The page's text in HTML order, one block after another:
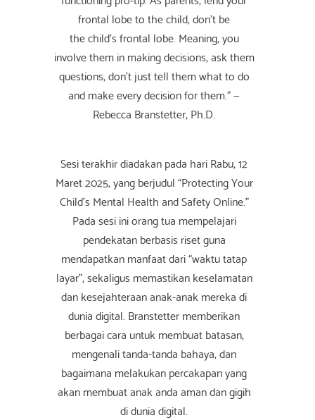
frontal lobe to the child, don’t be
the child’s frontal lobe. Meaning, you
involve them in making decisions, ask them
questions, don’t just tell them what to do
and make every decision for them.” —
Rebecca Branstetter, Ph.D.
Sesi terakhir diadakan pada hari Rabu, 12
Maret 2025, yang berjudul “Protecting Your
Child's Mental Health and Safety Online.”
Pada sesi ini orang tua mempelajari
pendekatan berbasis riset guna
mendapatkan manfaat dari “waktu tatap
layar”, sekaligus memastikan keselamatan
dan kesejahteraan anak-anak mereka di
dunia digital. Branstetter memberikan
berbagai cara untuk membuat batasan,
mengenali tanda-tanda bahaya, dan
bagaimana melakukan percakapan yang
akan membuat anak anda aman dan gigih
di dunia digital.